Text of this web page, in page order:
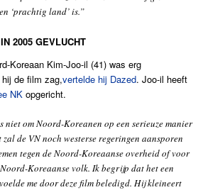
‘prachtig land’ is.”
2005 GEVLUCHT
Koreaan Kim-Joo-il (41) was erg
de film zag,vertelde hij Dazed. Joo-il heeft
NK opgericht.
niet om Noord-Koreanen op een serieuze manier
de VN noch westerse regeringen aansporen
tegen de Noord-Koreaanse overheid of voor
Koreaanse volk. Ik begrijp dat het een
me door deze film beledigd. Hij kleineert